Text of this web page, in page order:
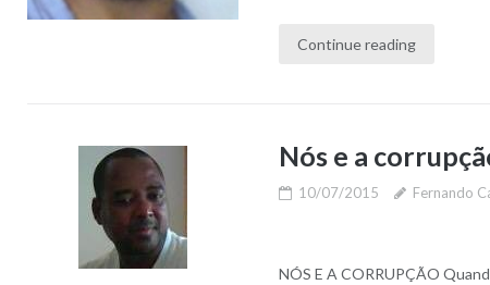
Continue reading
Nós e a
10/07/2015 Fernando
NÓS E A CORRUPÇÃO